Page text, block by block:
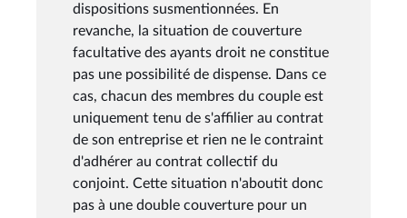
dispositions susmentionnées. En
revanche, la situation de couverture
facultative des ayants droit ne constitue
pas une possibilité de dispense. Dans ce
cas, chacun des membres du couple est
uniquement tenu de s'affilier au contrat
de son entreprise et rien ne le contraint
d'adhérer au contrat collectif du
conjoint. Cette situation n'aboutit donc
pas à une double couverture pour un